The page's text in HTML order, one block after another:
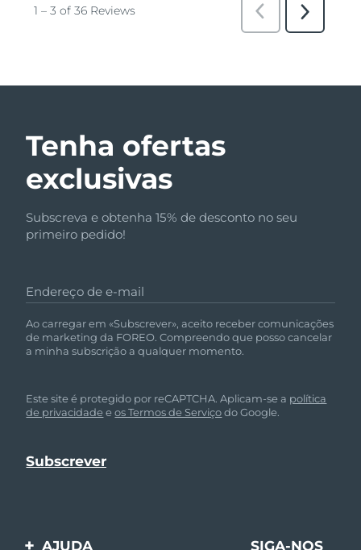
Tenha ofertas
exclusivas
Subscreva e obtenha 15% de desconto no seu
primeiro pedido!
Endereço de e-mail
Ao carregar em «Subscrever», aceito receber comunicações
de marketing da FOREO. Compreendo que posso cancelar
a minha subscrição a qualquer momento.
Este site é protegido por reCAPTCHA. Aplicam-se a política
de privacidade eos Termos de Serviçodo Google.
AJUDA SIGA-NOS